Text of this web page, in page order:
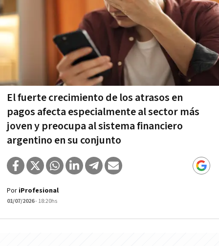
El fuerte crecimiento de los atrasos en
pagos afecta especialmente al sector más
joven y preocupa al sistema financiero
argentino en su conjunto
Por iProfesional
01/07/2026- 18:20hs